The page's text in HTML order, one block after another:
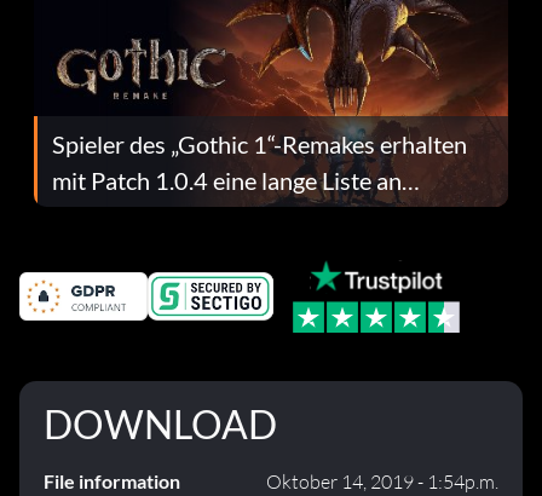
Spieler des „Gothic 1“-Remakes erhalten
mit Patch 1.0.4 eine lange Liste an
Fehlerbehebungen
DOWNLOAD
File information Oktober 14, 2019 - 1:54p.m.